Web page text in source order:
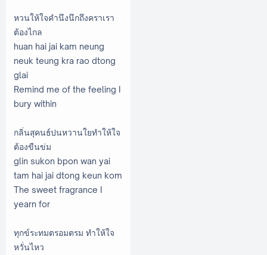
หวนให้ใจคำนึงนึกถึงคราเรา
ต้องไกล
huan hai jai kam neung
neuk teung kra rao dtong
glai
Remind me of the feeling I
bury within
กลิ่นสุคนธ์ปนหวานใยทำให้ใจ
ต้องขืนข่ม
glin sukon bpon wan yai
tam hai jai dtong keun kom
The sweet fragrance I
yearn for
ทุกข์ระทมตรอมตรม ทำให้ใจ
หวั่นไหว